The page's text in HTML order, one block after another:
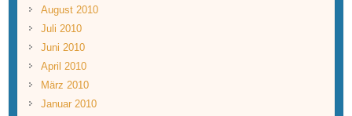
August 2010
Juli 2010
Juni 2010
April 2010
März 2010
Januar 2010